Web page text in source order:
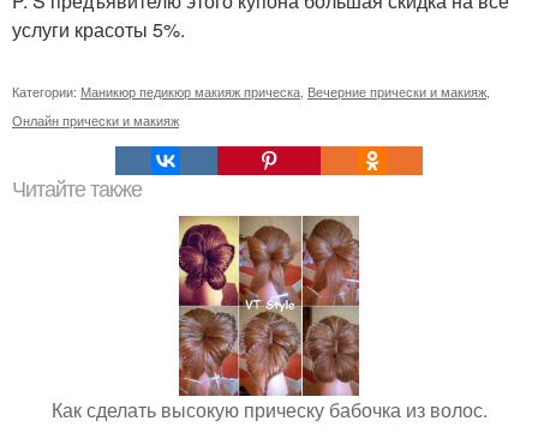
услуги красоты 5%.
Категории: Маникюр педикюр макияж прическа Вечерние прически и макияж
Онлайн прически и макияж
Читайте также
Как сделать высокую прическу бабочка из волос.